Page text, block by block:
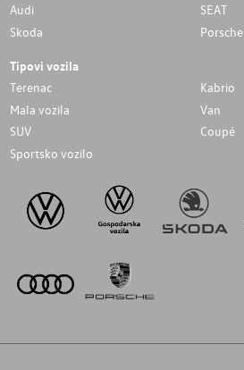
Audi
SEAT
Skoda
Porsche
Tipovi vozila
Terenac
Kabrio
Mala vozila
Van
SUV
Coupé
Sportsko vozilo